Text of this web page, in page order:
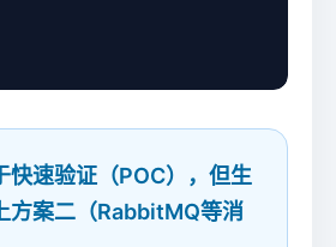
快速验证（POC），但生
方案二（RabbitMQ等消